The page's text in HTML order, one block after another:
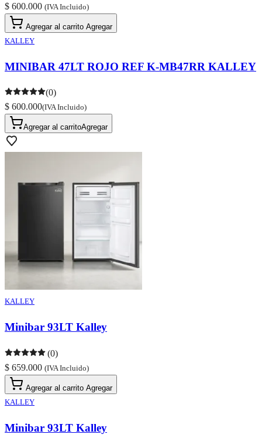
$ 600.000 (IVA Incluido)
Agregar al carrito Agregar
KALLEY
MINIBAR 47LT ROJO REF K-MB47RR KALLEY
(0)
$ 600.000(IVA Incluido)
Agregar al carritoAgregar
KALLEY
Minibar 93LT Kalley
(0)
$ 659.000 (IVA Incluido)
Agregar al carrito Agregar
KALLEY
Minibar 93LT Kalley